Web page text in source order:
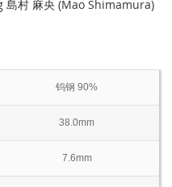
村 麻央 (Mao Shimamura)
钨钢 90%
38.0mm
7.6mm